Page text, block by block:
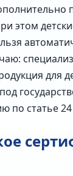
этом
для
по статье